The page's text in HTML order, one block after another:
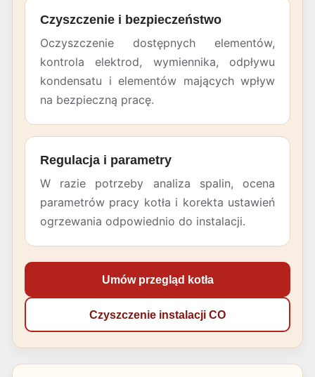
Czyszczenie i bezpieczeństwo
Oczyszczenie dostępnych elementów,
kontrola elektrod, wymiennika, odpływu
kondensatu i elementów mających wpływ
na bezpieczną pracę.
Regulacja i parametry
W razie potrzeby analiza spalin, ocena
parametrów pracy kotła i korekta ustawień
ogrzewania odpowiednio do instalacji.
Umów przegląd kotła
Czyszczenie instalacji CO